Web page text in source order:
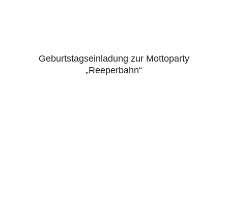
5.00
Geburtstagseinladung zur Mottoparty
„Reeperbahn“